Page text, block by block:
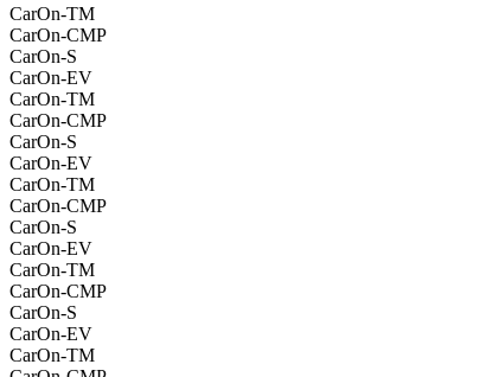
CarOn-TM
CarOn-CMP
CarOn-S
CarOn-EV
CarOn-TM
CarOn-CMP
CarOn-S
CarOn-EV
CarOn-TM
CarOn-CMP
CarOn-S
CarOn-EV
CarOn-TM
CarOn-CMP
CarOn-S
CarOn-EV
CarOn-TM